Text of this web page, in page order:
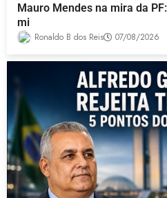
Mauro Mendes na mira da
mi
Ronaldo B dos Reis 07/08/2026